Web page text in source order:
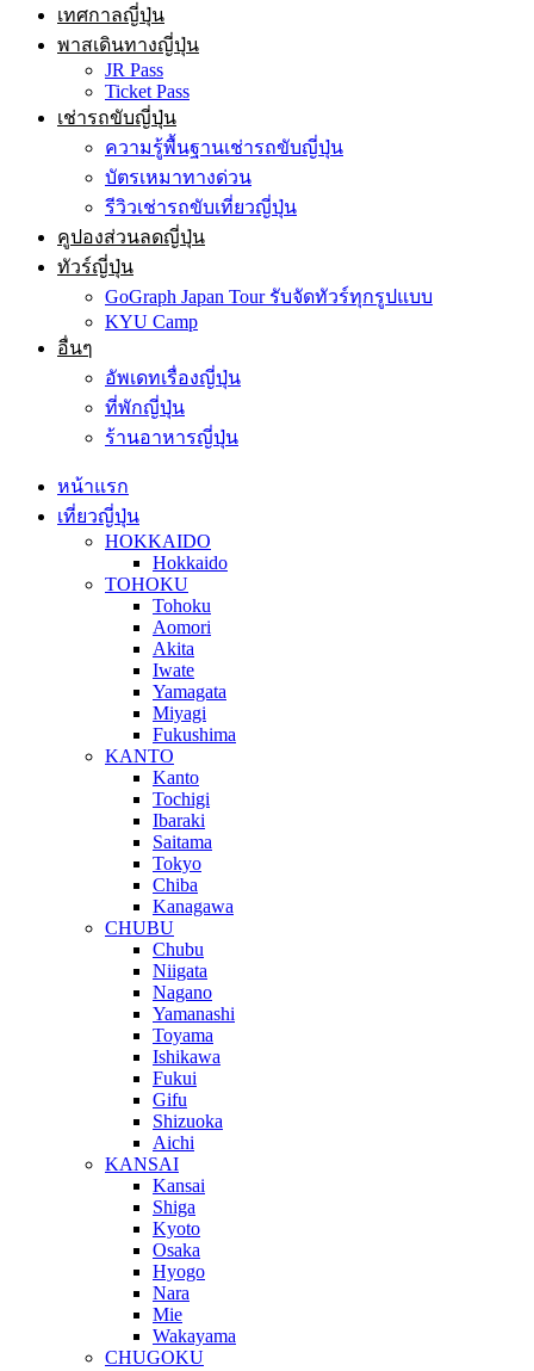
เทศกาลญี่ปุ่น
พาสเดินทางญี่ปุ่น
JR Pass
Ticket Pass
เช่ารถขับญี่ปุ่น
ความรู้พื้นฐานเช่ารถขับญี่ปุ่น
บัตรเหมาทางด่วน
รีวิวเช่ารถขับเที่ยวญี่ปุ่น
คูปองส่วนลดญี่ปุ่น
ทัวร์ญี่ปุ่น
GoGraph Japan Tour รับจัดทัวร์ทุกรูปแบบ
KYU Camp
อื่นๆ
อัพเดทเรื่องญี่ปุ่น
ที่พักญี่ปุ่น
ร้านอาหารญี่ปุ่น
หน้าแรก
เที่ยวญี่ปุ่น
HOKKAIDO
Hokkaido
TOHOKU
Tohoku
Aomori
Akita
Iwate
Yamagata
Miyagi
Fukushima
KANTO
Kanto
Tochigi
Ibaraki
Saitama
Tokyo
Chiba
Kanagawa
CHUBU
Chubu
Niigata
Nagano
Yamanashi
Toyama
Ishikawa
Fukui
Gifu
Shizuoka
Aichi
KANSAI
Kansai
Shiga
Kyoto
Osaka
Hyogo
Nara
Mie
Wakayama
CHUGOKU